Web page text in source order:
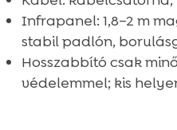
Infrapanel: 1,8–2 m
stabil padlón,
Hosszabbító csak
védelemmel; kis